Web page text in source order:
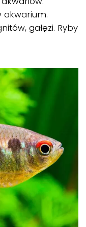
akwarium.
gałęzi. Ryby